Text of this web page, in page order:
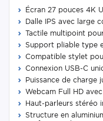
Écran 27 pouces 4K
Dalle IPS avec large
Tactile multipoint
Support pliable type
Compatible stylet
Connexion USB-C
Puissance de charge
Webcam Full HD
Haut-parleurs stéréo
Structure en